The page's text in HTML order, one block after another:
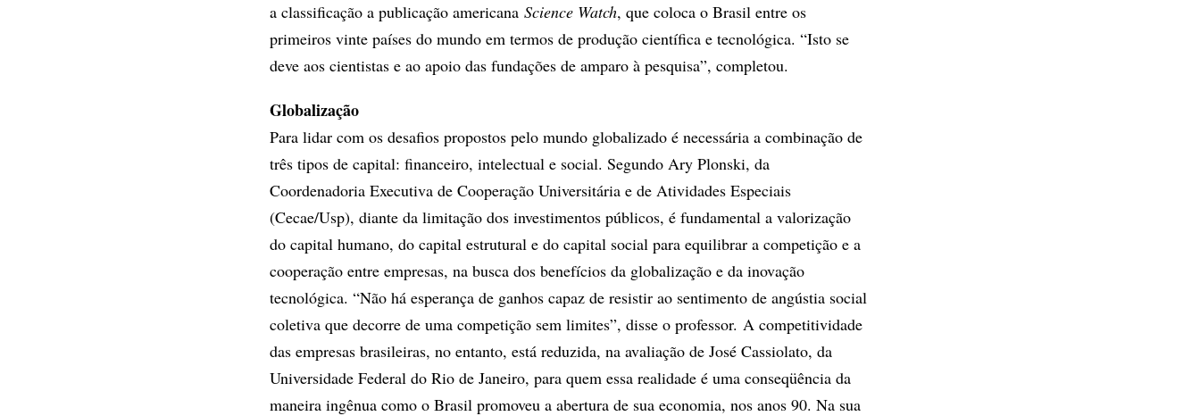
a classificação a publicação americana Science Watch, que coloca o Brasil entre os
primeiros vinte países do mundo em termos de produção científica e tecnológica. “Isto se
deve aos cientistas e ao apoio das fundações de amparo à pesquisa”, completou.
Globalização
Para lidar com os desafios propostos pelo mundo globalizado é necessária a combinação de
três tipos de capital: financeiro, intelectual e social. Segundo Ary Plonski, da
Coordenadoria Executiva de Cooperação Universitária e de Atividades Especiais
(Cecae/Usp), diante da limitação dos investimentos públicos, é fundamental a valorização
do capital humano, do capital estrutural e do capital social para equilibrar a competição e a
cooperação entre empresas, na busca dos benefícios da globalização e da inovação
tecnológica. “Não há esperança de ganhos capaz de resistir ao sentimento de angústia social
coletiva que decorre de uma competição sem limites”, disse o professor. A competitividade
das empresas brasileiras, no entanto, está reduzida, na avaliação de José Cassiolato, da
Universidade Federal do Rio de Janeiro, para quem essa realidade é uma conseqüência da
maneira ingênua como o Brasil promoveu a abertura de sua economia, nos anos 90. Na sua